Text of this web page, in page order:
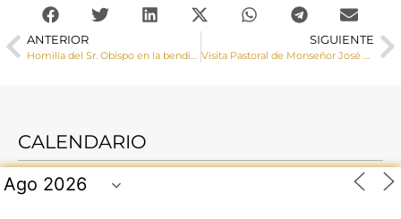
ANTERIOR SIGUIENTE
CALENDARIO